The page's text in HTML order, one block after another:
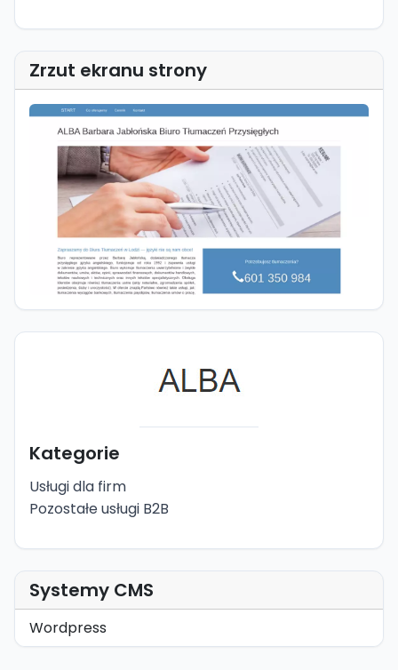
Zrzut ekranu strony
Kategorie
Usługi dla firm
Pozostałe usługi B2B
Systemy CMS
Wordpress